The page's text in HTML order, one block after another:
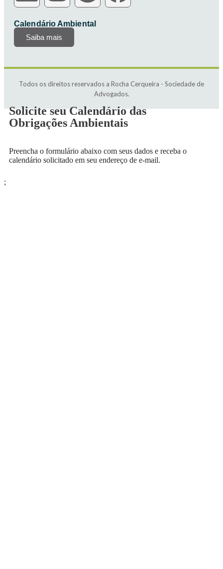
Calendário Ambiental
Saiba mais
Todos os direitos reservados a Rocha Cerqueira - Sociedade de
Advogados.
Solicite seu Calendário das
Obrigações Ambientais
Preencha o formulário abaixo com seus dados e receba o
calendário solicitado em seu endereço de e-mail.
;